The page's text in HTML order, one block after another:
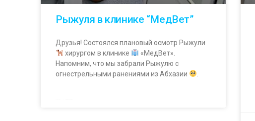
Рыжуля в клинике “МедВет”
Друзья! Состоялся плановый осмотр Рыжули
хирургом в клинике
«МедВет».
Напомним, что мы забрали Рыжулю с
огнестрельными ранениями из Абхазии